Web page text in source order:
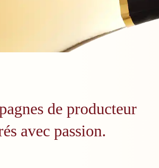
de producteur
avec passion.